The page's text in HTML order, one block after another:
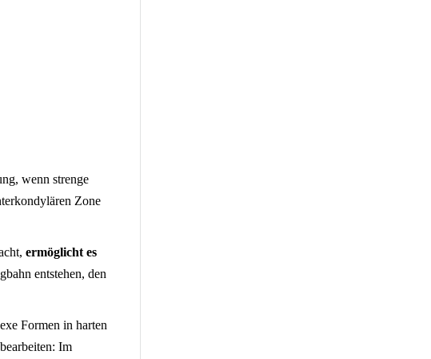
wenn strenge
Zone
ermöglicht es
entstehen, den
Formen in harten
Im